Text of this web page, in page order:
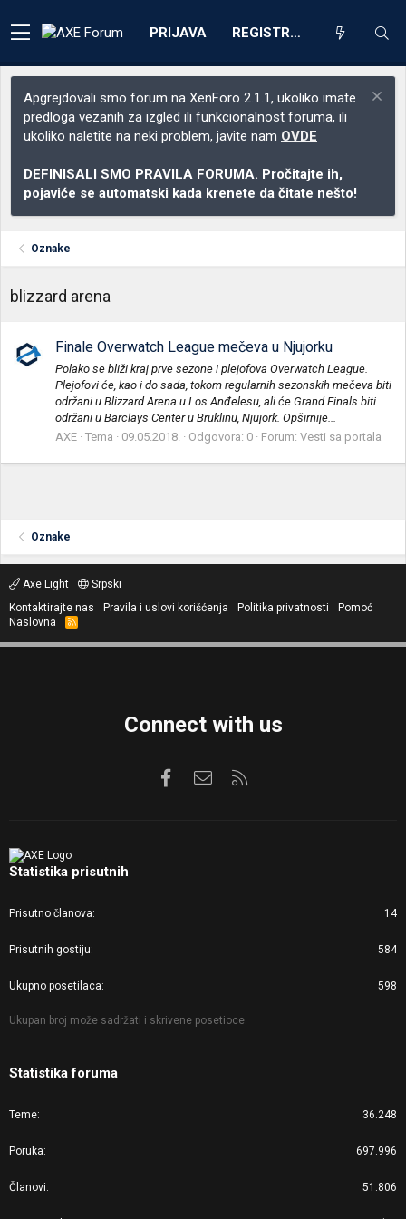
PRIJAVA REGISTRACIJA
Apgrejdovali smo forum na XenForo 2.1.1, ukoliko imate
predloga vezanih za izgled ili funkcionalnost foruma, ili
ukoliko naletite na neki problem, javite nam OVDE
DEFINISALI SMO PRAVILA FORUMA. Pročitajte ih,
pojaviće se automatski kada krenete da čitate nešto!
Oznake
blizzard arena
Finale Overwatch League mečeva u Njujorku
Polako se bliži kraj prve sezone i plejofova Overwatch League.
Plejofovi će, kao i do sada, tokom regularnih sezonskih mečeva biti
održani u Blizzard Arena u Los Anđelesu, ali će Grand Finals biti
održani u Barclays Center u Bruklinu, Njujork. Opširnije...
AXE Tema 09.05.2018. Odgovora: 0 Forum: Vesti sa portala
Oznake
Axe Light
Srpski
Kontaktirajte nas
Pravila i uslovi korišćenja Politika privatnosti
Pomoć
Naslovna
R
S
Connect with us
FacebookKontaktirajte nas
Statistika prisutnih
Prisutno članova 14
Prisutnih gostiju 584
Ukupno posetilaca 598
Ukupan broj može sadržati i skrivene posetioce.
Statistika foruma
Teme 36.248
Poruka 697.996
Članovi 51.806